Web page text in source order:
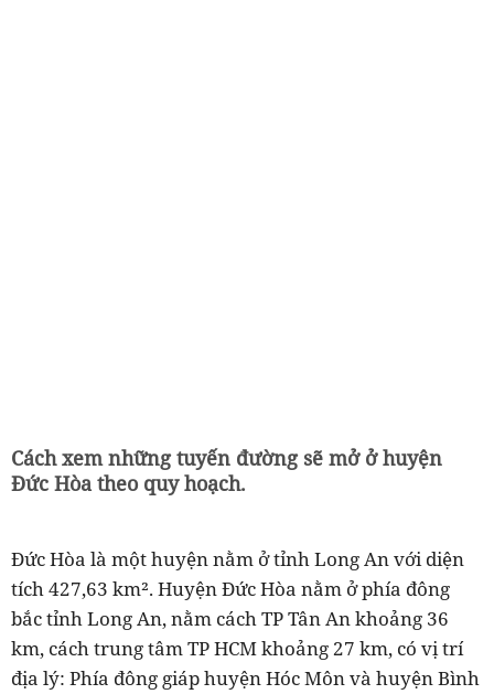
Cách xem những tuyến đường sẽ mở ở huyện
Đức Hòa theo quy hoạch.
Đức Hòa là một huyện nằm ở tỉnh Long An với diện
tích 427,63 km². Huyện Đức Hòa nằm ở phía đông
bắc tỉnh Long An, nằm cách TP Tân An khoảng 36
km, cách trung tâm TP HCM khoảng 27 km, có vị trí
địa lý: Phía đông giáp huyện Hóc Môn và huyện Bình